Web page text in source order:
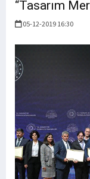
“Tasarım
05-12-2019 16:30